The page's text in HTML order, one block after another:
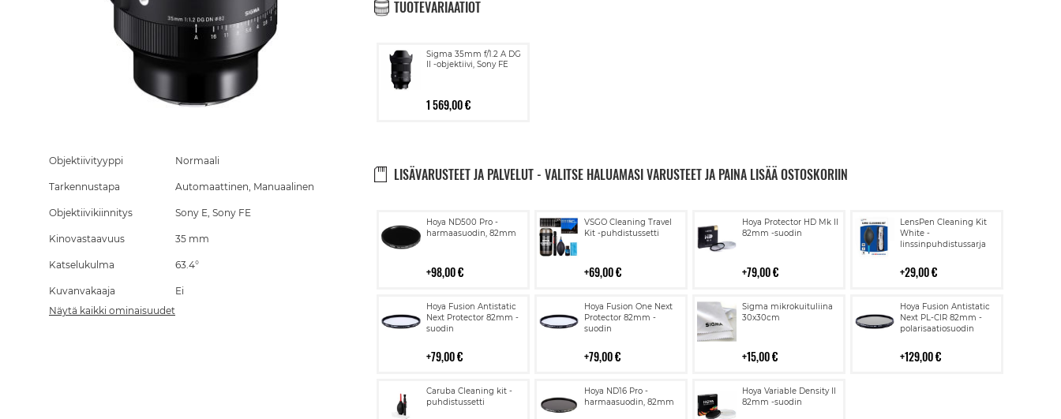
TUOTEVARIAATIOT
Sigma 35mm f/1.2 A DG
II -objektiivi, Sony FE
1 569,00 €
LISÄVARUSTEET JA PALVELUT - VALITSE HALUAMASI VARUSTEET JA PAINA LISÄÄ OSTOSKORIIN
Hoya ND500 Pro -
harmaasuodin, 82mm
98,00 €
Lisää
ostoskoriin
VSGO Cleaning Travel
Kit -puhdistussetti
69,00 €
Lisää
ostoskoriin
Hoya Protector HD Mk II
82mm -suodin
79,00 €
Lisää
ostoskoriin
LensPen Cleaning Kit
White -
linssinpuhdistussarja
29,00 €
Lisää
ostoskoriin
Hoya Fusion Antistatic
Next Protector 82mm -
suodin
79,00 €
Lisää
ostoskoriin
Hoya Fusion One Next
Protector 82mm -
suodin
79,00 €
Lisää
ostoskoriin
Sigma mikrokuituliina
30x30cm
15,00 €
Lisää
ostoskoriin
Hoya Fusion Antistatic
Next PL-CIR 82mm -
polarisaatiosuodin
129,00 €
Lisää
ostoskoriin
Caruba Cleaning kit -
puhdistussetti
Lisää
ostoskoriin
Hoya ND16 Pro -
harmaasuodin, 82mm
Lisää
ostoskoriin
Hoya Variable Density II
82mm -suodin
Lisää
ostoskoriin
the
of
images
Objektiivityyppi Normaali
Tarkennustapa Automaattinen, Manuaalinen
Objektiivikiinnitys Sony E, Sony FE
Kinovastaavuus 35 mm
Katselukulma 63.4°
Kuvanvakaaja
Ei
Näytä kaikki ominaisuudet